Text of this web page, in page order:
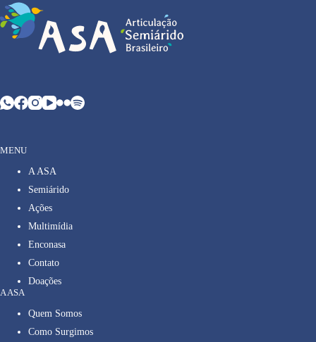
MENU
A ASA
Semiárido
Ações
Multimídia
Enconasa
Contato
Doações
A ASA
Quem Somos
Como Surgimos